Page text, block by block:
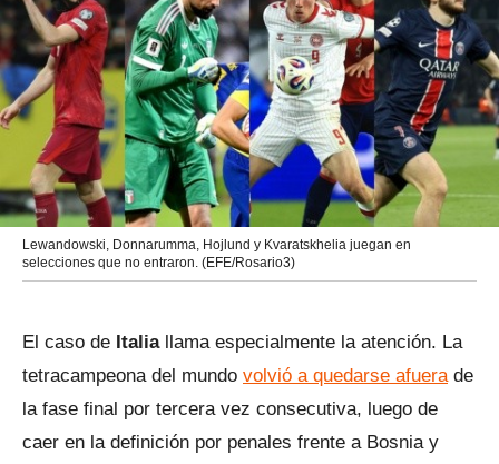
Lewandowski, Donnarumma, Hojlund y Kvaratskhelia juegan en
selecciones que no entraron. (EFE/Rosario3)
El caso de Italia llama especialmente la atención. La
tetracampeona del mundo volvió a quedarse afuerade
la fase final por tercera vez consecutiva, luego de
caer en la definición por penales frente a Bosnia y